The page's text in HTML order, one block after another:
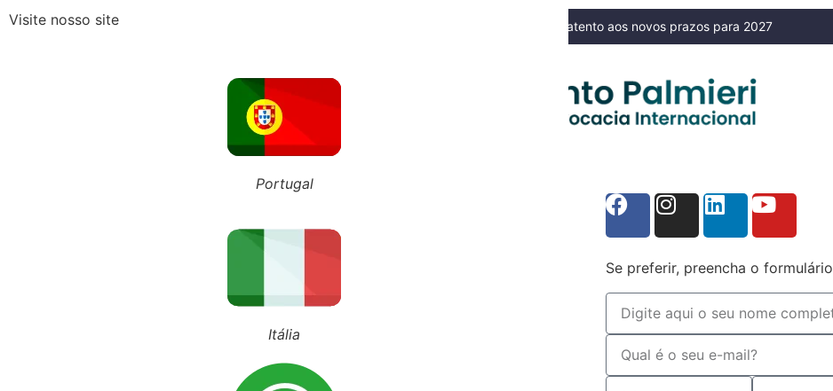
ÚLTIMOS POSTS Recebeu o Termo de Exclusão do Simples Nacional? Fique atento aos novos prazos para 2027
+351 911 016 989
+39 348 385 1883
Se preferir, preencha o formulário
Visite nosso site
Portugal
Itália